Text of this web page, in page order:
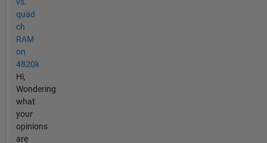
vs.
quad
ch
RAM
on
4820k
Hi,
Wondering
what
your
opinions
are